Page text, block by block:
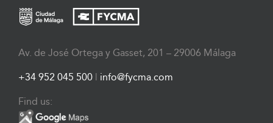
Av. de José Ortega y Gasset, 201 – 29006 Málaga
+34 952 045 500 | info@fycma.com
Find us: